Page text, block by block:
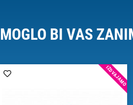
MOGLO BI VAS
IZDVAJAMO